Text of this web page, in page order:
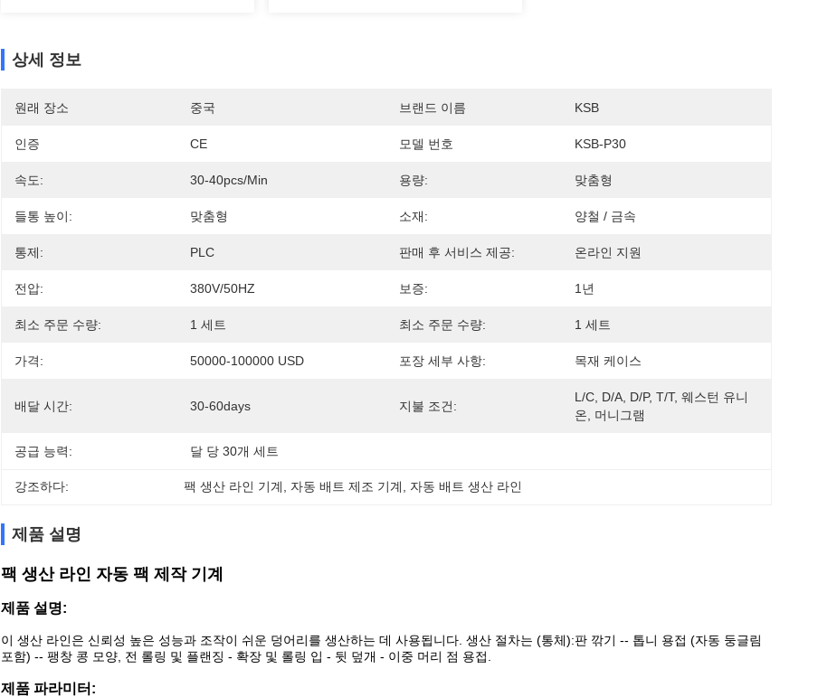
상세 정보
원래 장소 중국 브랜드 이름 KSB
인증 CE 모델 번호 KSB-P30
속도: 30-40pcs/min 용량: 맞춤형
들통 높이: 맞춤형 소재: 양철 / 금속
통제: PLC 판매 후 서비스 제공: 온라인 지원
전압: 380V/50HZ 보증: 1년
최소 주문 수량: 1 세트 최소 주문 수량: 1 세트
가격: 50000-100000 USD 포장 세부 사항: 목재 케이스
배달 시간: 30-60days 지불 조건:
L/C, D/A, D/P, T/T, 웨스턴 유니
온, 머니그램
공급 능력: 달 당 30개 세트
강조하다: 팩 생산 라인 기계 자동 배트 제조 기계 자동 배트 생산 라인
제품 설명
팩 생산 라인 자동 팩 제작 기계
제품 설명:
이 생산 라인은 신뢰성 높은 성능과 조작이 쉬운 덩어리를 생산하는 데 사용됩니다. 생산 절차는 (통체):판 깎기 -- 톱니 용접 (자동 둥글림
포함) -- 팽창 콩 모양, 전 롤링 및 플랜징 - 확장 및 롤링 입 - 뒷 덮개 - 이중 머리 점 용접.
제품 파라미터: